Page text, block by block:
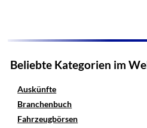
Beliebte Kategorien im
Auskünfte
Branchenbuch
Fahrzeugbörsen